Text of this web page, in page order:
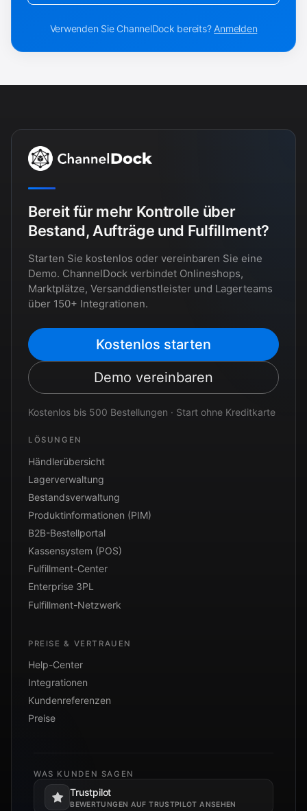
Verwenden Sie ChannelDock bereits?Anmelden
Bereit für mehr Kontrolle über
Bestand, Aufträge und Fulfillment?
Starten Sie kostenlos oder vereinbaren Sie eine
Demo. ChannelDock verbindet Onlineshops,
Marktplätze, Versanddienstleister und Lagerteams
über 150+ Integrationen.
Kostenlos starten
Demo vereinbaren
Kostenlos bis 500 Bestellungen · Start ohne Kreditkarte
LÖSUNGEN
Händlerübersicht
Lagerverwaltung
Bestandsverwaltung
Produktinformationen (PIM)
B2B-Bestellportal
Kassensystem (POS)
Fulfillment-Center
Enterprise 3PL
Fulfillment-Netzwerk
PREISE & VERTRAUEN
Help-Center
Integrationen
Kundenreferenzen
Preise
WAS KUNDEN SAGEN
Trustpilot
BEWERTUNGEN AUF TRUSTPILOT ANSEHEN
Öffnet in einem neuen Tab.